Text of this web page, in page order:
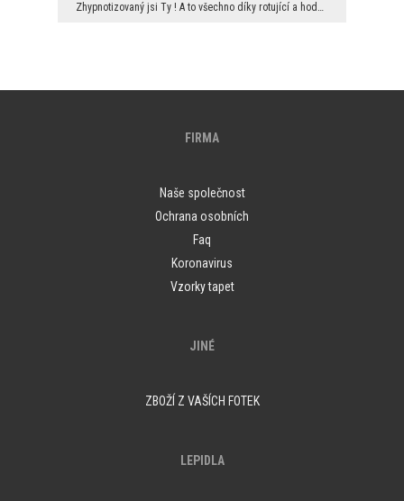
Zhypnotizovaný jsi Ty ! A to všechno díky rotující a hodně vtahující (doslova i přeneseně) foto-t...
FIRMA
Naše společnost
Ochrana osobních
Faq
Koronavirus
Vzorky tapet
JINÉ
ZBOŽÍ Z VAŠÍCH FOTEK
LEPIDLA